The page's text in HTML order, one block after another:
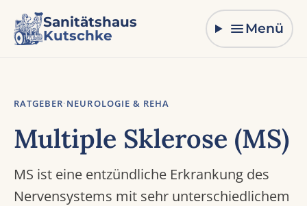
Zum Inhalt springen
Sanitätshaus
Kutschke
Menü
RATGEBER·NEUROLOGIE & REHA
Multiple Sklerose (MS)
MS ist eine entzündliche Erkrankung des
Nervensystems mit sehr unterschiedlichem